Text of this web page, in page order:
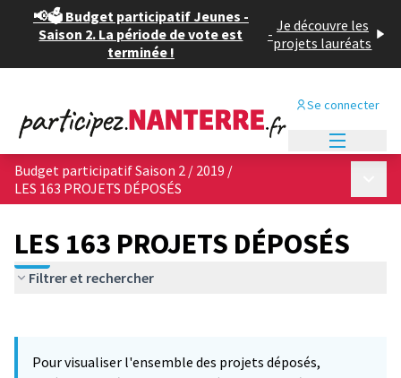
📢🗳️ Budget participatif Jeunes -
Saison 2. La période de vote est
terminée !
- Je découvre les
projets lauréats
Se connecter
Budget participatif Saison 2 / 2019 /
LES 163 PROJETS DÉPOSÉS
LES 163 PROJETS DÉPOSÉS
Filtrer et rechercher
−
Pour visualiser l'ensemble des projets déposés,